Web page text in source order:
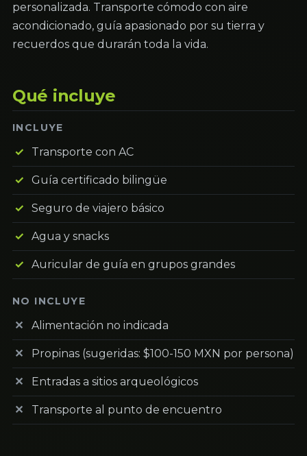
personalizada. Transporte cómodo con aire
acondicionado, guía apasionado por su tierra y
recuerdos que durarán toda la vida.
Qué incluye
INCLUYE
Transporte con AC
Guía certificado bilingüe
Seguro de viajero básico
Agua y snacks
Auricular de guía en grupos grandes
NO INCLUYE
Alimentación no indicada
Propinas (sugeridas: $100-150 MXN por persona)
Entradas a sitios arqueológicos
Transporte al punto de encuentro